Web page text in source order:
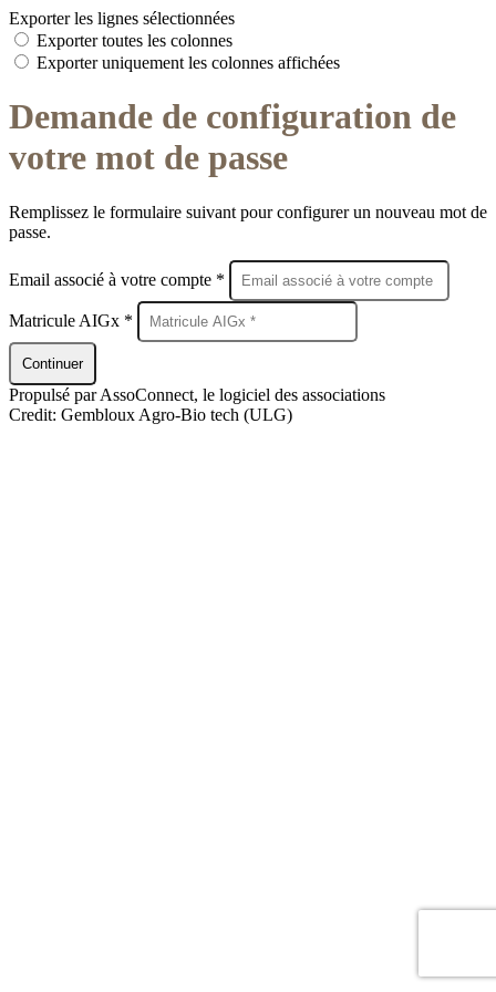
Exporter les lignes sélectionnées
Exporter toutes les colonnes
Exporter uniquement les colonnes affichées
Demande de configuration de
votre mot de passe
Remplissez le formulaire suivant pour configurer un nouveau mot de
passe.
Email associé à votre compte *
Matricule AIGx *
Continuer
Propulsé par AssoConnect, le logiciel des associations
Credit: Gembloux Agro-Bio tech (ULG)